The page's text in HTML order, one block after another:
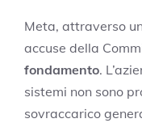
Meta, attraverso
accuse della
fondamento.
sistemi non sono
sovraccarico